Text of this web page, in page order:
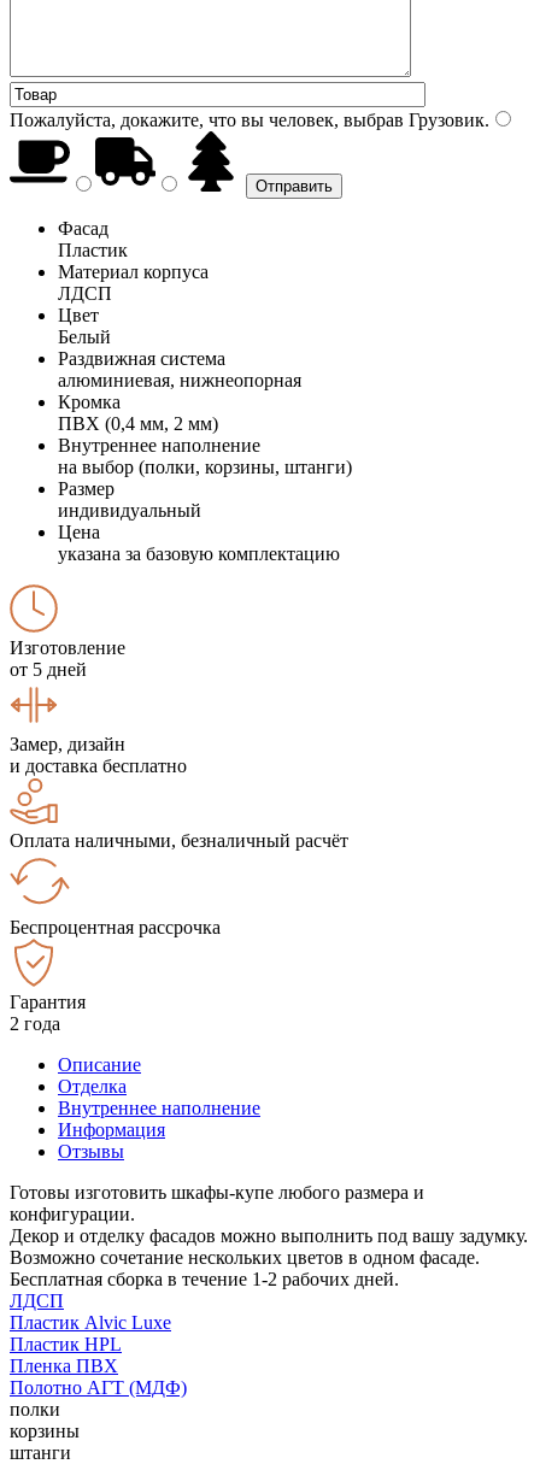
Пожалуйста, докажите, что вы человек, выбрав Грузовик.
Фасад
Пластик
Материал корпуса
ЛДСП
Цвет
Белый
Раздвижная система
алюминиевая, нижнеопорная
Кромка
ПВХ (0,4 мм, 2 мм)
Внутреннее наполнение
на выбор (полки, корзины, штанги)
Размер
индивидуальный
Цена
указана за базовую комплектацию
Изготовление
от 5 дней
Замер, дизайн
и доставка бесплатно
Оплата наличными, безналичный расчёт
Беспроцентная рассрочка
Гарантия
2 года
Описание
Отделка
Внутреннее наполнение
Информация
Отзывы
Готовы изготовить шкафы-купе любого размера и
конфигурации.
Декор и отделку фасадов можно выполнить под вашу задумку.
Возможно сочетание нескольких цветов в одном фасаде.
Бесплатная сборка в течение 1-2 рабочих дней.
ЛДСП
Пластик Alvic Luxe
Пластик HPL
Пленка ПВХ
Полотно АГТ (МДФ)
полки
корзины
штанги